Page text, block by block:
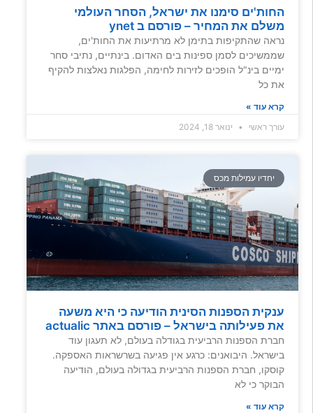
החות'ים סימנו את ישראל, הסחר העולמי
משלם את המחיר – פורסם ב ynet
נראה שהתקיפות בתימן לא מרתיעות את החות'ים,
שממשיכים לסמן ספינות בים האדום. בינתיים, נתיבי סחר
ימיים בינ"ל הופכים לזירות לחימה, הפלגות נאלצות להקיף
את כל
קרא עוד »
עורך ראשי
ינואר 18, 2024
יחדיו עמילות מכס
ענקית הספנות הסינית הודיעה כי היא משעה
את פעילותה בישראל – פורסם באתר actualic
חברת הספנות הרביעית בגודלה בעולם, לא תעגון עוד
בישראל. היבואנים: כרגע אין פגיעה בשרשראות האספקה.
קוסקו, חברת הספנות הרביעית בגדולה בעולם, הודיעה
הבוקר כי לא
קרא עוד »